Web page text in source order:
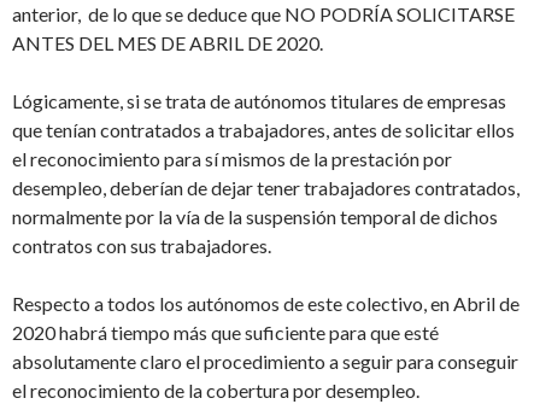
anterior, de lo que se deduce que NO PODRÍA SOLICITARSE
ANTES DEL MES DE ABRIL DE 2020.
Lógicamente, si se trata de autónomos titulares de empresas
que tenían contratados a trabajadores, antes de solicitar ellos
el reconocimiento para sí mismos de la prestación por
desempleo, deberían de dejar tener trabajadores contratados,
normalmente por la vía de la suspensión temporal de dichos
contratos con sus trabajadores.
Respecto a todos los autónomos de este colectivo, en Abril de
2020 habrá tiempo más que suficiente para que esté
absolutamente claro el procedimiento a seguir para conseguir
el reconocimiento de la cobertura por desempleo.